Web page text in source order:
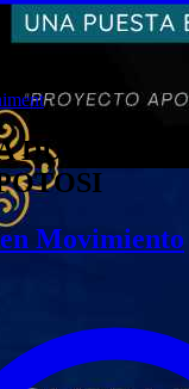
Movimiento